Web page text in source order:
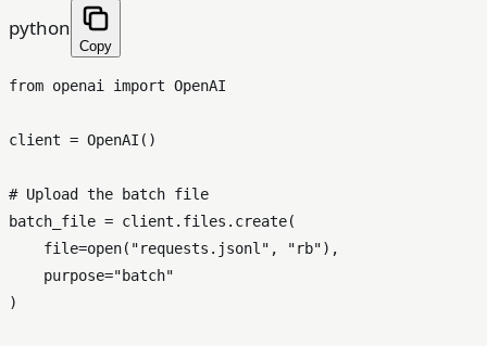
python
Copy
from openai import OpenAI
client = OpenAI()
# Upload the batch file
batch_file = client.files.create(
    file=
open( "requests.jsonl" , "rb"),
    purpose=
"batch"
)